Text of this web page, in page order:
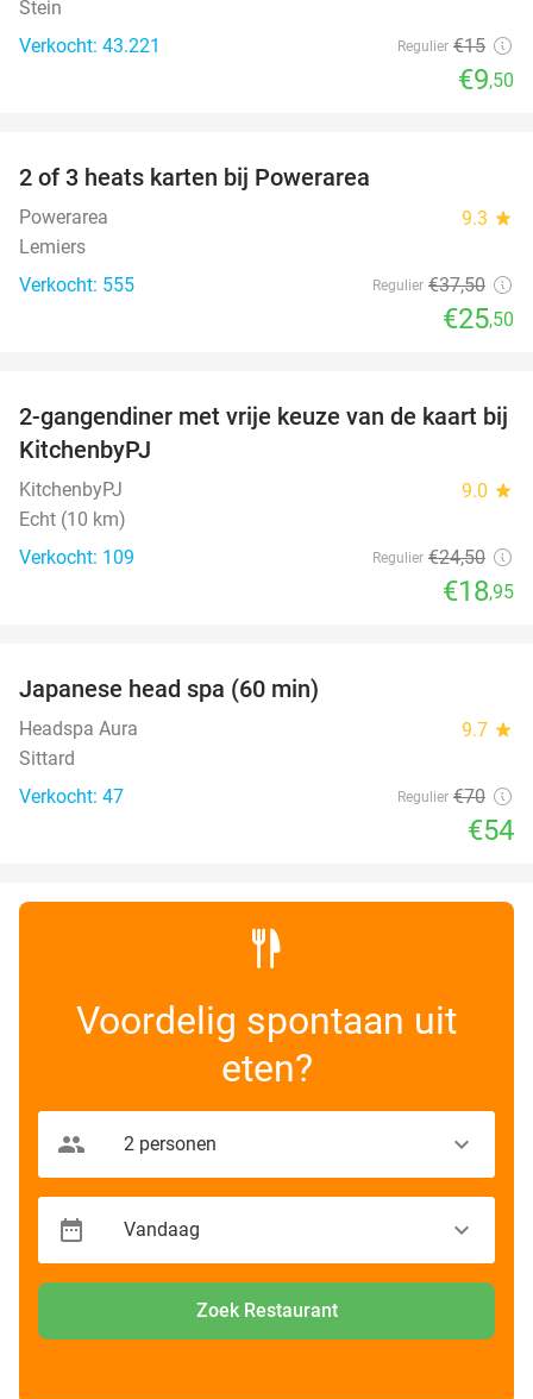
Stein
Verkocht: 43.221
Regulier €15
€9,50
2 of 3 heats karten bij Powerarea
Powerarea 9.3 star
Lemiers
Verkocht: 555
Regulier €37,50
€25,50
23%
2-gangendiner met vrije keuze van de kaart bij
KitchenbyPJ
KitchenbyPJ 9.0 star
Echt (10 km)
Verkocht: 109
Regulier €24,50
€18,95
Japanese head spa (60 min)
Headspa Aura 9.7 star
Sittard
Verkocht: 47
Regulier €70
€54
Voordelig spontaan uit
eten?
Zoek Restaurant